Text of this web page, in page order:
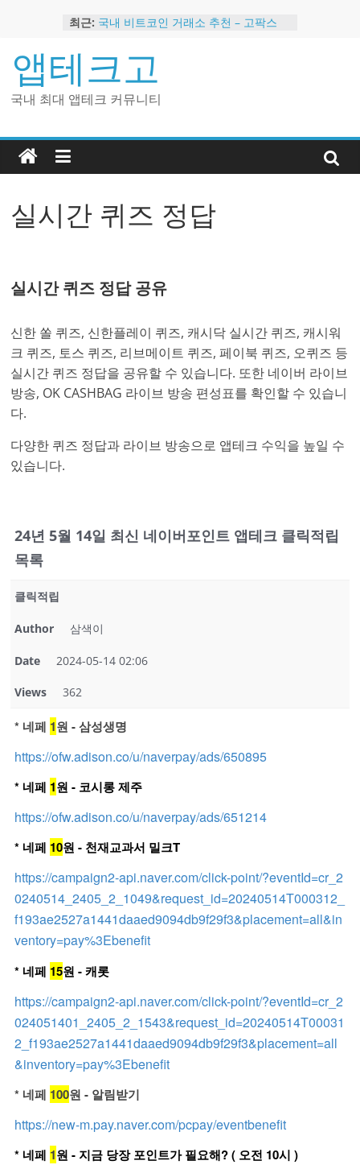
content
최근: 국내 비트코인 거래소 추천 – 고팍스
트
2024 강력히 추천하는 은행 멤버십 현
금 앱테크
해외 코인 거래소 추천 순위 BEST 2
앱테크고
국내 최대 앱테크 커뮤니티
실시간 퀴즈 정답
실시간 퀴즈 정답 공유
신한 쏠 퀴즈, 신한플레이 퀴즈, 캐시닥 실시간 퀴즈, 캐시워
크 퀴즈, 토스 퀴즈, 리브메이트 퀴즈, 페이북 퀴즈, 오퀴즈 등
실시간 퀴즈 정답을 공유할 수 있습니다. 또한 네이버 라이브
방송, OK CASHBAG 라이브 방송 편성표를 확인할 수 있습니
다.
다양한 퀴즈 정답과 라이브 방송으로 앱테크 수익을 높일 수
있습니다.
24년 5월 14일 최신 네이버포인트 앱테크 클릭적립
목록
클릭적립
Author 삼색이
Date 2024-05-14 02:06
Views 362
* 네페 1원 - 삼성생명
https://ofw.adison.co/u/naverpay/ads/650895
* 네페 1원 - 코시롱 제주
https://ofw.adison.co/u/naverpay/ads/651214
* 네페 10원 - 천재교과서 밀크T
https://campaign2-api.naver.com/click-point/?eventId=cr_2
0240514_2405_2_1049&request_id=20240514T000312_
f193ae2527a1441daaed9094db9f29f3&placement=all&in
ventory=pay%3Ebenefit
* 네페 15원 - 캐롯
https://campaign2-api.naver.com/click-point/?eventId=cr_2
024051401_2405_2_1543&request_id=20240514T00031
2_f193ae2527a1441daaed9094db9f29f3&placement=all
&inventory=pay%3Ebenefit
* 네페 100원 - 알림받기
https://new-m.pay.naver.com/pcpay/eventbenefit
* 네페 1원 - 지금 당장 포인트가 필요해? ( 오전 10시 )